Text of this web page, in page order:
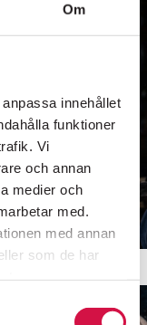
Om
innehållet
funktioner
Vi
och annan
medier och
med.
med annan
som de har
(Sir Reginal),
och
SKICKA